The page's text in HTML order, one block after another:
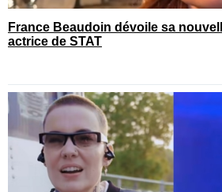
France Beaudoin dévoile sa
actrice de STAT